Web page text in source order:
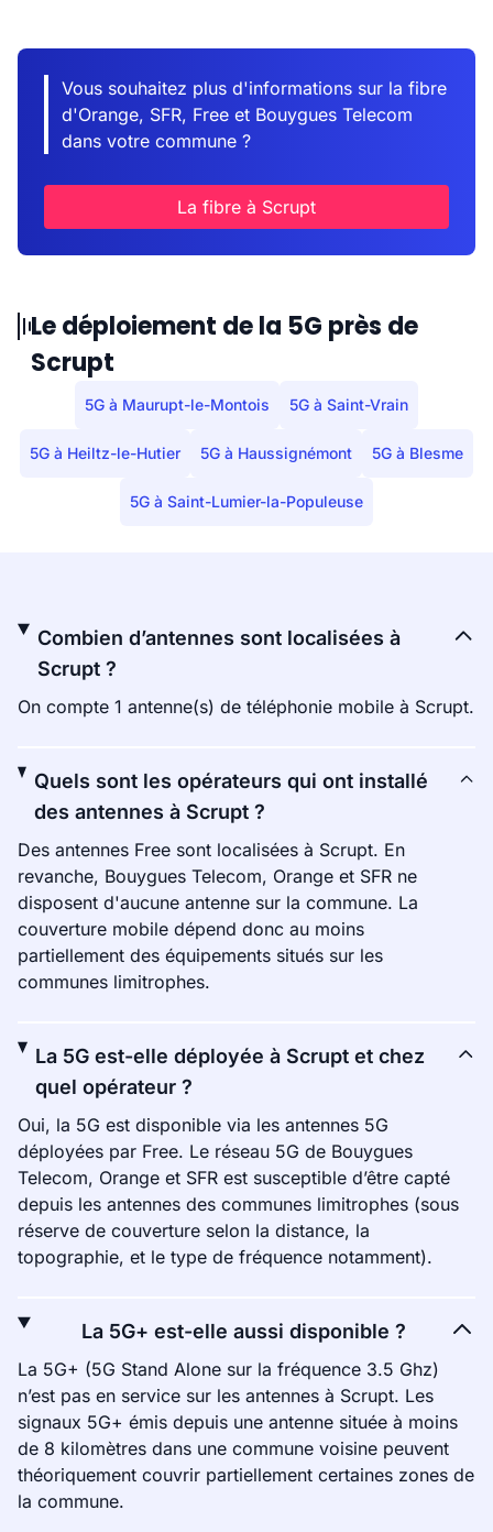
Vous souhaitez plus d'informations sur la fibre
d'Orange, SFR, Free et Bouygues Telecom
dans votre commune ?
La fibre à Scrupt
Le déploiement de la 5G près de
Scrupt
5G à Maurupt-le-Montois 5G à Saint-Vrain
5G à Heiltz-le-Hutier 5G à Haussignémont 5G à Blesme
5G à Saint-Lumier-la-Populeuse
Combien d’antennes sont localisées à
Scrupt ?
On compte 1 antenne(s) de téléphonie mobile à Scrupt.
Quels sont les opérateurs qui ont installé
des antennes à Scrupt ?
Des antennes Free sont localisées à Scrupt. En
revanche, Bouygues Telecom, Orange et SFR ne
disposent d'aucune antenne sur la commune. La
couverture mobile dépend donc au moins
partiellement des équipements situés sur les
communes limitrophes.
La 5G est-elle déployée à Scrupt et chez
quel opérateur ?
Oui, la 5G est disponible via les antennes 5G
déployées par Free. Le réseau 5G de Bouygues
Telecom, Orange et SFR est susceptible d’être capté
depuis les antennes des communes limitrophes (sous
réserve de couverture selon la distance, la
topographie, et le type de fréquence notamment).
La 5G+ est-elle aussi disponible ?
La 5G+ (5G Stand Alone sur la fréquence 3.5 Ghz)
n’est pas en service sur les antennes à Scrupt. Les
signaux 5G+ émis depuis une antenne située à moins
de 8 kilomètres dans une commune voisine peuvent
théoriquement couvrir partiellement certaines zones de
la commune.